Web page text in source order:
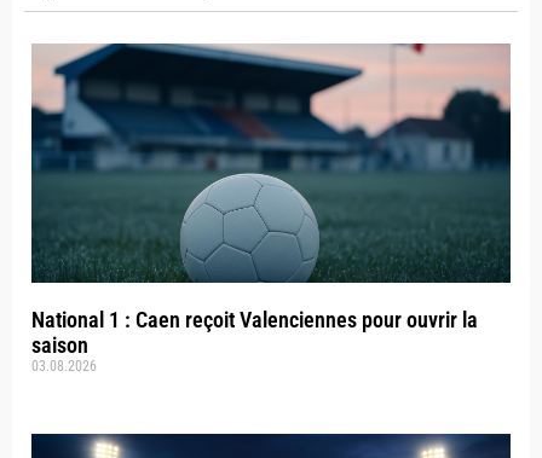
National 1 : Caen reçoit Valenciennes pour ouvrir la
saison
03.08.2026